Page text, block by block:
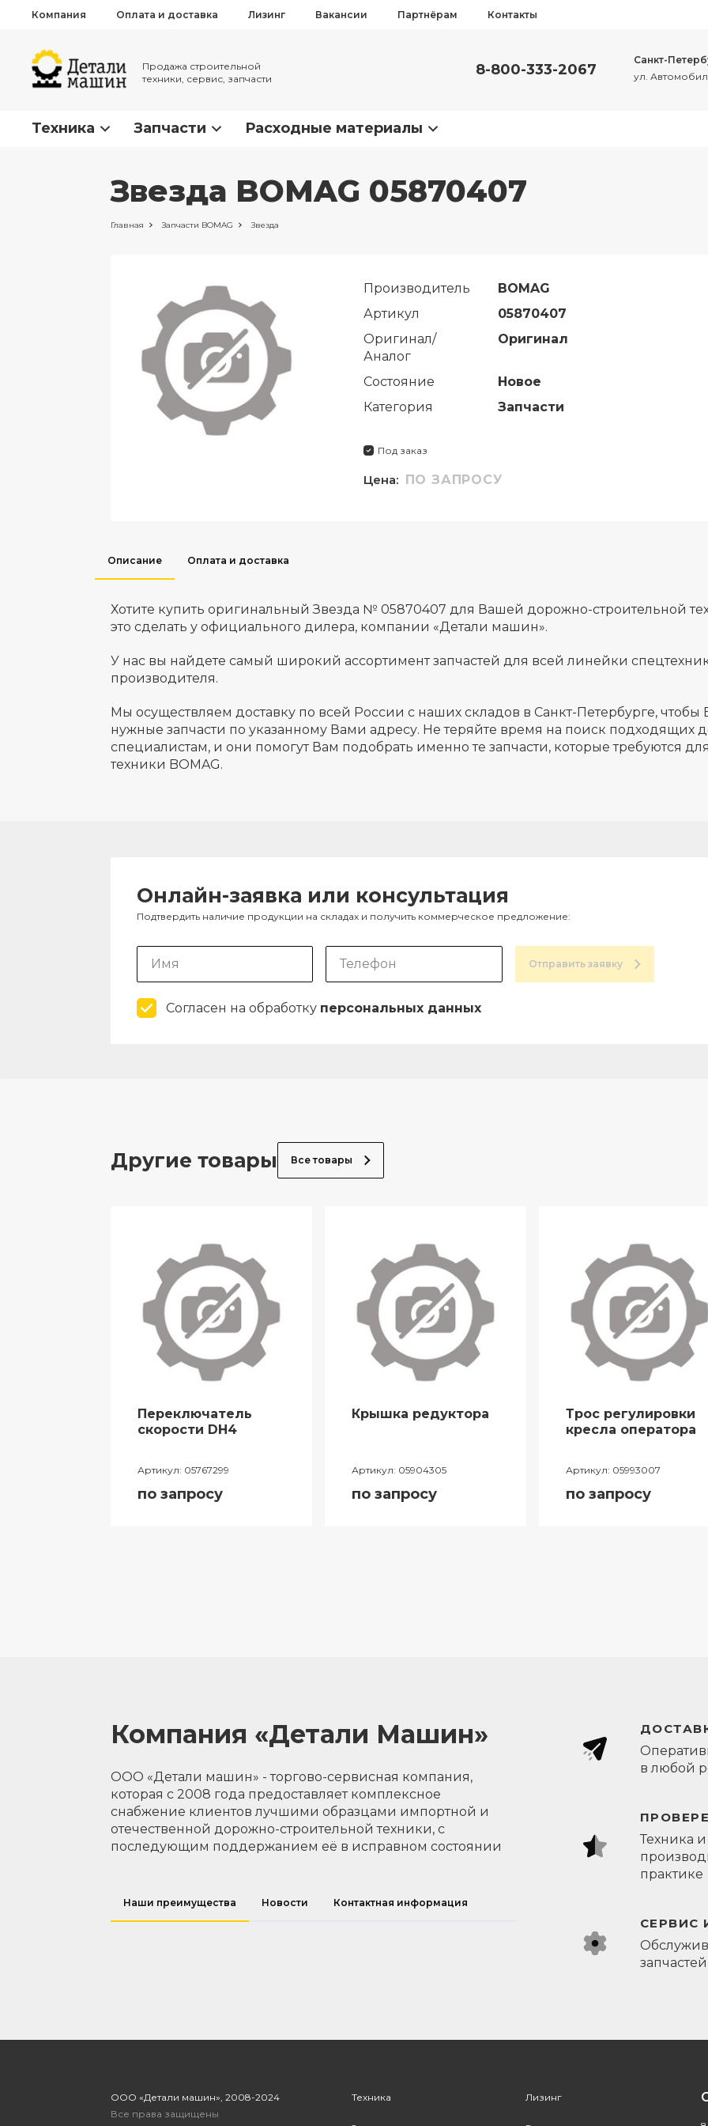
Компания Оплата и доставка Лизинг Вакансии Партнёрам Контакты
Продажа строительной
техники, сервис, запчасти
8-800-333-2067
Санкт-
ул.
Техника Запчасти Расходные материалы
Звезда BOMAG 05870407
Главная Запчасти BOMAG Звезда
Производитель
BOMAG
Артикул
05870407
Оригинал/
Аналог
Оригинал
Состояние
Новое
Категория
Запчасти
Под заказ
Цена: ПО ЗАПРОСУ
Описание Оплата и доставка
Хотите купить оригинальный Звезда № 05870407 для Вашей дорожно-строительной
это сделать у официального дилера, компании «Детали машин».
У нас вы найдете самый широкий ассортимент запчастей для всей линейки
производителя.
Мы осуществляем доставку по всей России с наших складов в Санкт-Петербурге, чтобы
нужные запчасти по указанному Вами адресу. Не теряйте время на поиск подходящих
специалистам, и они помогут Вам подобрать именно те запчасти, которые требуются
техники BOMAG.
Онлайн-заявка или консультация
Подтвердить наличие продукции на складах и получить коммерческое предложение:
Отправить заявку
Согласен на обработку персональных данных
Другие товары Все товары
Переключатель
скорости DH4
Артикул: 05767299
по запросу
Крышка редуктора
Артикул: 05904305
по запросу
Трос регулировки
кресла оператора
Артикул: 05993007
по запросу
Компания «Детали Машин»
ООО «Детали машин» - торгово-сервисная компания,
которая с 2008 года предоставляет комплексное
снабжение клиентов лучшими образцами импортной и
отечественной дорожно-строительной техники, с
последующим поддержанием её в исправном состоянии
Наши преимущества Новости Контактная информация
в любой
Техника
практике
СЕРВИС
ООО «Детали машин», 2008-2024
Все права защищены
Техника Лизинг